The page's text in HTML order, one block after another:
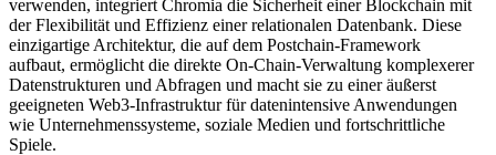
verwenden, integriert Chromia die Sicherheit einer Blockchain mit
der Flexibilität und Effizienz einer relationalen Datenbank. Diese
einzigartige Architektur, die auf dem Postchain-Framework
aufbaut, ermöglicht die direkte On-Chain-Verwaltung komplexerer
Datenstrukturen und Abfragen und macht sie zu einer äußerst
geeigneten Web3-Infrastruktur für datenintensive Anwendungen
wie Unternehmenssysteme, soziale Medien und fortschrittliche
Spiele.